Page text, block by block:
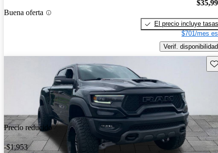
Buena oferta
El precio incluye tasas
$701/mes
Verif. disponibilidad
Precio reducido
-$1,953